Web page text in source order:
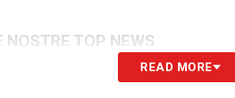
TOP NEWS
READ MORE